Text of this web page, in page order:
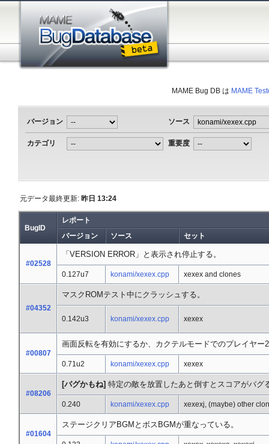
MAME Bug DB は MAME
バージョン ソース
カテゴリ 重要度
元データ最終更新: 昨日 13:24
BugID
レポート
バージョン
ソース セット
#02528
「VERSION ERROR」と表示され停止する。
0.127u7 konami/xexex.cpp xexex and clones
#04352
マスクROMテスト中にクラッシュする。
0.142u3 konami/xexex.cpp xexex
#00807
画面反転を有効にするか、カクテルモードでのプレイヤ
0.71u2 konami/xexex.cpp xexex
#08206
[バグかもね] 特定の敵を放置したあと倒すとスコアがバグ
0.240 konami/xexex.cpp xexexj, (maybe) other
#01604
ステージクリアBGMとボスBGMが重なっている。